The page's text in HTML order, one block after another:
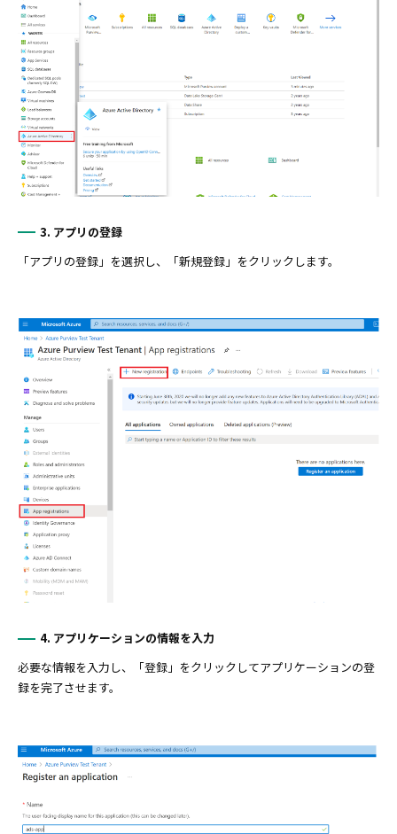
3. アプリの登録
「アプリの登録」を選択し、「新規登録」をクリックします。
4. アプリケーションの情報を入力
必要な情報を入力し、「登録」をクリックしてアプリケーションの登
録を完了させます。